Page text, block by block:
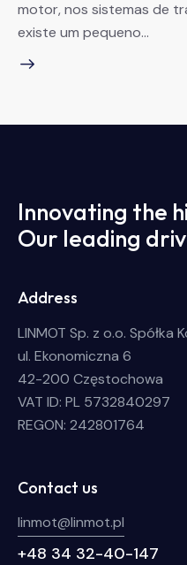
motor, nos sistemas de
existe um pequeno…
Innovating the
Our leading
Address
LINMOT Sp. z o.o. Spółka
ul. Ekonomiczna 6
42-200 Częstochowa
VAT ID: PL 5732840297
REGON: 242801764
Contact us
linmot@linmot.pl
+48 34 32-40-147